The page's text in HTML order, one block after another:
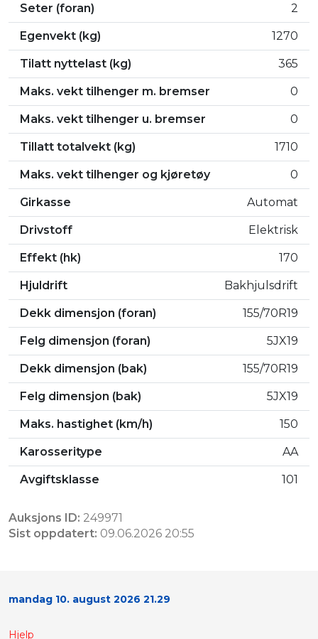
Seter (foran) 2
Egenvekt (kg) 1270
Tilatt nyttelast (kg) 365
Maks. vekt tilhenger m. bremser 0
Maks. vekt tilhenger u. bremser 0
Tillatt totalvekt (kg) 1710
Maks. vekt tilhenger og kjøretøy 0
Girkasse Automat
Drivstoff Elektrisk
Effekt (hk) 170
Hjuldrift Bakhjulsdrift
Dekk dimensjon (foran) 155/70R19
Felg dimensjon (foran) 5JX19
Dekk dimensjon (bak) 155/70R19
Felg dimensjon (bak) 5JX19
Maks. hastighet (km/h) 150
Karosseritype AA
Avgiftsklasse 101
Auksjons ID: 249971
Sist oppdatert: 09.06.2026 20:55
mandag 10. august 2026 21.29
Hjelp